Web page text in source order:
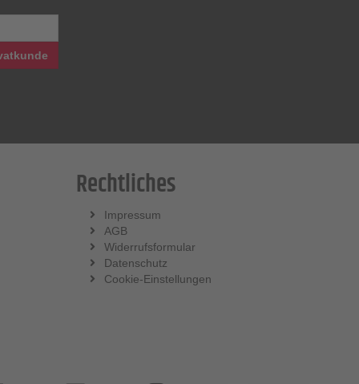
Rechtliches
Impressum
AGB
Widerrufsformular
Datenschutz
Cookie-Einstellungen